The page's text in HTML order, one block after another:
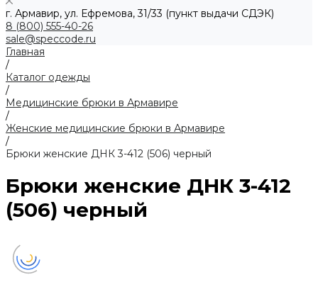
г. Армавир, ул. Ефремова, 31/33 (пункт выдачи СДЭК)
8 (800) 555-40-26
sale@speccode.ru
Главная
/
Каталог одежды
/
Медицинские брюки в Армавире
/
Женские медицинские брюки в Армавире
/
Брюки женские ДНК 3-412 (506) черный
Брюки женские ДНК 3-412
(506) черный